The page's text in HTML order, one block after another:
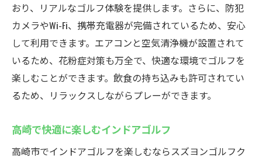
おり、リアルなゴルフ体験を提供します。さらに、防犯
カメラやWi-Fi、携帯充電器が完備されているため、安心
して利用できます。エアコンと空気清浄機が設置されて
いるため、花粉症対策も万全で、快適な環境でゴルフを
楽しむことができます。飲食の持ち込みも許可されてい
るため、リラックスしながらプレーができます。
高崎で快適に楽しむインドアゴルフ
高崎市でインドアゴルフを楽しむならスズヨンゴルフク